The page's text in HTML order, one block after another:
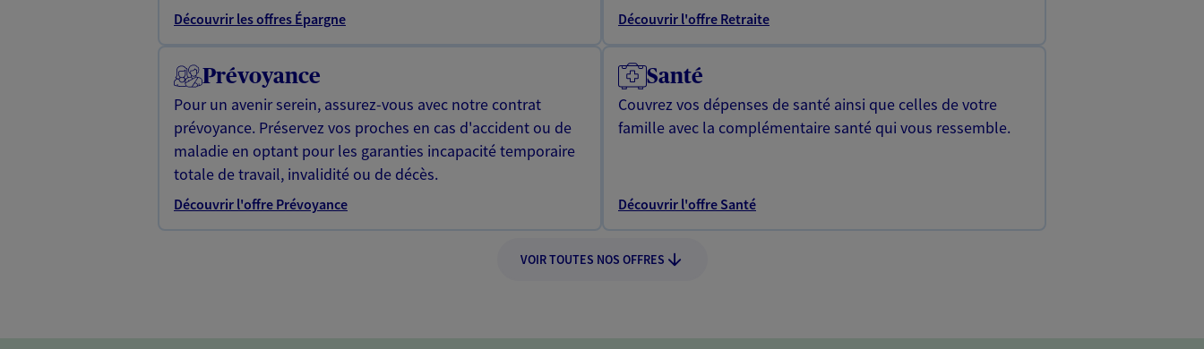
Découvrir les offres Épargne Découvrir l'offre Retraite
Prévoyance
Pour un avenir serein, assurez-vous avec notre contrat
prévoyance. Préservez vos proches en cas d'accident ou de
maladie en optant pour les garanties incapacité temporaire
totale de travail, invalidité ou de décès.
Découvrir l'offre Prévoyance
Santé
Couvrez vos dépenses de santé ainsi que celles de votre
famille avec la complémentaire santé qui vous ressemble.
Découvrir l'offre Santé
VOIR TOUTES NOS OFFRES